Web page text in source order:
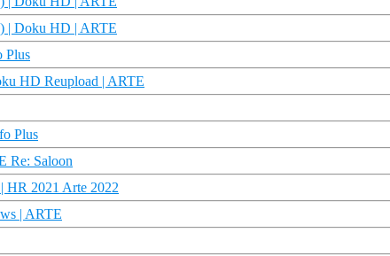
| Doku HD | ARTE
Plus
HD Reupload | ARTE
Plus
Re: Saloon
HR 2021 Arte 2022
| ARTE